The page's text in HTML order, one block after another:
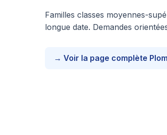
Familles classes moyennes-
longue date. Demandes
→ Voir la page complète